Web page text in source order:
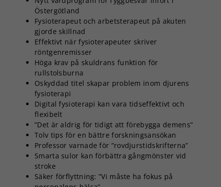
Östergötland
Fysioterapeut och arbetsterapeut på akuten
gjorde skillnad
Effektivt när fysioterapeuter skriver
röntgenremisser
Höga krav på skuldrans funktion för
rullstolsburna
Oskyddad titel skapar problem inom djurens
fysioterapi
Digital fysioterapi kan vara tidseffektivt och
flexibelt
”Det är aldrig för tidigt att förebygga demens”
Tolv tips för en bättre forskningsansökan
Professor varnade för ”rovdjurstidskrifterna”
Smarta sulor kan förbättra gångmönster vid
stroke
Säker förflyttning: ”Vi måste ha fokus på